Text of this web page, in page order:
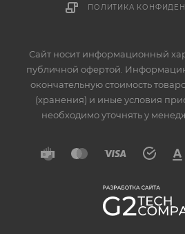
ПОЛИТИКА
Сайт носит информационный
публичной офертой.
окончательную стоимость
(хранения) и иные условия
необходимо уточнять у